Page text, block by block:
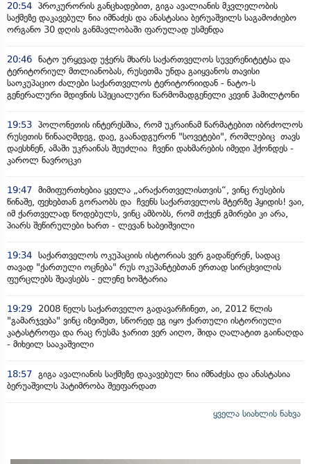
20:54 პროკურორის განცხადებით, გიგა ავალიანის მკვლელობის
საქმეზე დაკავებულ ნია იმნაძეს და ანასტასია ბერუაშვილს საგამოძიებო
ორგანო 30 დღის განმავლობაში ფარულად უსმენდა
20:46 ნატო ურყევად უჭერს მხარს საქართველოს სუვერენიტეტსა და
ტერიტორიულ მთლიანობას, რუსეთმა უნდა გაიყვანოს თავისი
საოკუპაციო ძალები საქართველოს ტერიტორიიდან - ნატო-ს
გენერალური მდივნის სპეციალური წარმომადგენელი კევინ ჰამილტონი
19:53 პოლონეთის ინტერესშია, რომ უკრაინამ წარმატებით იბრძოლოს
რუსეთის წინააღმდეგ, დაე, გაანადგურონ "სოვეტები", რომლებიც თავს
დაესხნენ, ამაში უკრაინას შეუძლია ჩვენი დახმარების იმედი ჰქონდეს -
კაროლ ნავროცკი
19:47 მიმიფურთხებია ყველა „არაქართველისთვის“, ვინც რუსების
წინაშე, ფეხებთან გორაობს და ჩვენს საქართველოს მტერზე ჰყიდის! ვაი,
იმ ქართველად წოდებულს, ვინც ამბობს, რომ თქვენ გმირები კი არა,
პიარს შეწირულები ხართ - ლევან ხაბეიშვილი
19:34 საქართველოს ოკუპაციის ისტორიას ვერ გადაწერენ, სადაც
თავად "ქართული ოცნება" რუს ოკუპანტებთან ერთად სირცხვილის
ფურცლებს შეავსებს - ელენე ხოშტარია
19:29
2008 წელს საქართველო გადავარჩინეთ, აი, 2012 წლის
"გამარჯვება" ვინც იზეიმეთ, სწორედ ეგ იყო ქართული ისტორიული
კატასტროფა და რაც რუსმა ჯარით ვერ აიღო, შიდა ღალატით გაინაღდა
- მიხეილ სააკაშვილი
18:57 გიგა ავალიანის საქმეზე დაკავებულ ნია იმნაძესა და ანასტასია
ბერუაშვილს პატიმრობა შეეფარდათ
ყველა სიახლის ნახვა